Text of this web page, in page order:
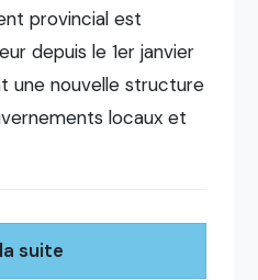
provincial est
depuis le 1er janvier
une nouvelle structure
locaux et
suite